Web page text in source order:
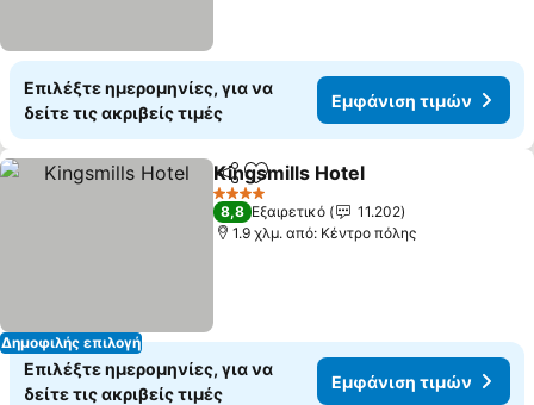
Επιλέξτε ημερομηνίες, για να
δείτε τις ακριβείς τιμές
Εμφάνιση τιμών
Δημοφιλής επιλογή
Κοινοποίηση
Προσθήκη στα αγαπημένα
Kingsmills Hotel
4 Αστέρια
8,8 Εξαιρετικό
11.202
1.9 χλμ. από: Κέντρο πόλης
Επιλέξτε ημερομηνίες, για να
δείτε τις ακριβείς τιμές
Εμφάνιση τιμών